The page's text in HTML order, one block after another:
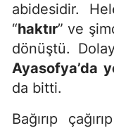
abidesidir.
“haktır” ve
dönüştü.
Ayasofya’da
da bitti.
Bağırıp